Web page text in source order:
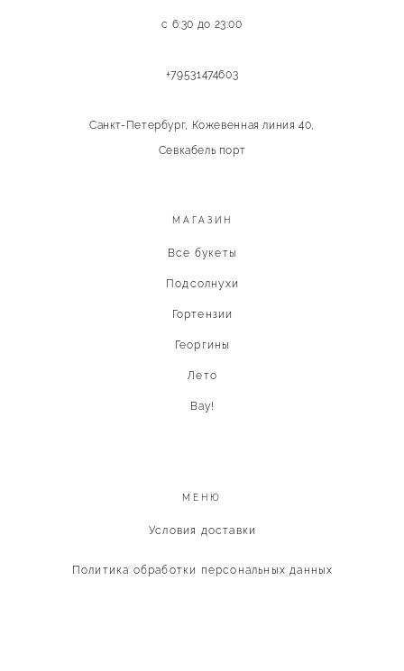
с 6:30 до 23:00
+79531474603
Санкт-Петербург, Кожевенная линия 40,
Севкабель порт
МАГАЗИН
Все букеты
Подсолнухи
Гортензии
Георгины
Лето
Вау!
МЕНЮ
Условия доставки
Политика обработки персональных данных